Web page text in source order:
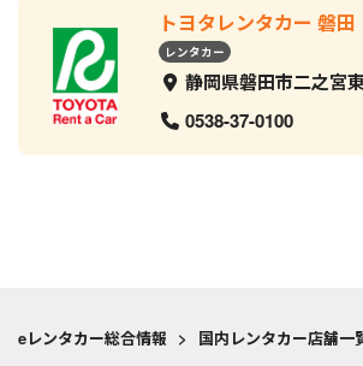
トヨタレンタカー 磐田
レンタカー
静岡県磐田市二之宮
0538-37-0100
eレンタカー総合情報 > 国内レンタカー店舗一